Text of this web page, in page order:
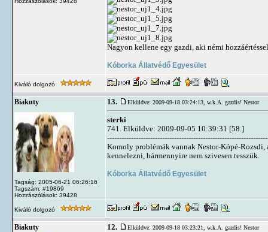
Nagyon kellene egy gazdi, aki némi
Kóborka Állatvédő Egyesület
Kiváló dolgozó
Biakuty
Tagság: 2005-06-21 06:26:16
Tagszám: #19869
Hozzászólások: 39428
13. Elküldve: 2009-09-18 03:24:13, w.k.A. gazdis! Nestor
sterki
741. Elküldve: 2009-09-05 10:39:31 [58.]
Komoly problémák vannak Nestor-Kópé-
kennelezni, bármennyire nem szivesen tesszük.
Kóborka Állatvédő Egyesület
Kiváló dolgozó
Biakuty 12. Elküldve: 2009-09-18 03:23:21, w.k.A. gazdis! Nestor